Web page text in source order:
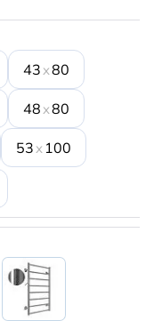
43 x80
48 x80
53 x 100